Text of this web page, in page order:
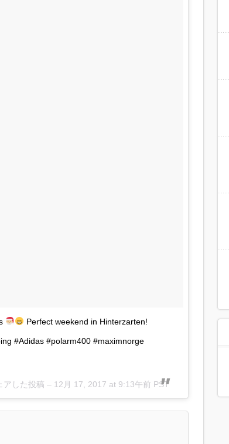
Perfect weekend in Hinterzarten!
#Adidas #polarm400 #maximnorge
アした投稿 – 12月 17, 2017 at 9:13午前 PST